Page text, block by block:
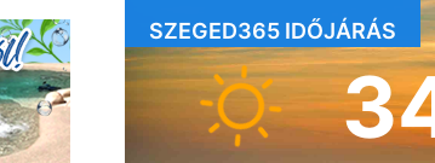
SZEGED365 IDŐJÁRÁS